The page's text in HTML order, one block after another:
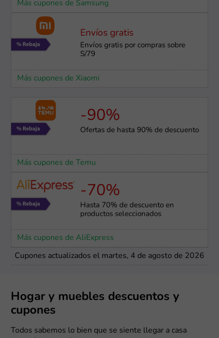
Más cupones de Samsung
Envíos gratis
Envíos gratis por compras sobre
S/79
Más cupones de Xiaomi
-90%
Ofertas de hasta 90% de descuento
Más cupones de Temu
-70%
Hasta 70% de descuento en
productos seleccionados
Más cupones de AliExpress
Cupones actualizados el martes, 4 de agosto de 2026
Hogar y muebles descuentos y
cupones
Todos sabemos lo bien que se siente llegar a casa